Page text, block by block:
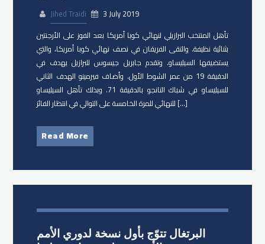
Jihed Traidi
3 July 2019
تأهل المنتخب البرازيلي لنهائي كوبا أمريكا بعد الفوز على الأرجنتين
بثنائية نظيفة. والتقى الفريقان في نصف نهائي كوبا أمريكا، والتي
يستضيفها السيليساو. وتقدم جابريل جيسوس للبرازيل بهدف في
الدقيقة 19 من عمر الشوط الأول. وأضاف فيرمينو الهدف الثاني
للسيليساو في شباك التانجو بالدقيقة 71. وبذلك تأهل السيليساو
للنهائي للمرة الخامسة على التوالي في انتظار الفائز […]
Read More
البرتغال تتوّج بأول نسخة لدوري الأمم